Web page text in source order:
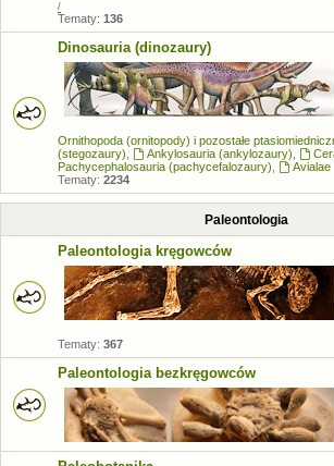
/
Tematy: 136
Dinosauria (dinozaury)
Ornithopoda (ornitopody) i pozostałe
(stegozaury)
Ankylosauria (ankylozaury)
Pachycephalosauria (pachycefalozaury)
Avialae
Tematy: 2234
Paleontologia
Paleontologia kręgowców
Tematy: 367
Paleontologia bezkręgowców